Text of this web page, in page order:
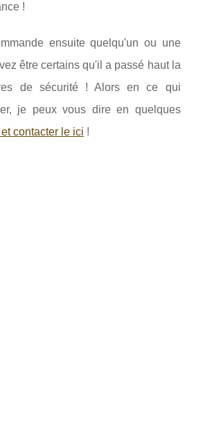
!
ensuite quelqu'un ou une
être certains qu'il a passé haut la
de sécurité ! Alors en ce qui
je peux vous dire en quelques
contacter le ici !